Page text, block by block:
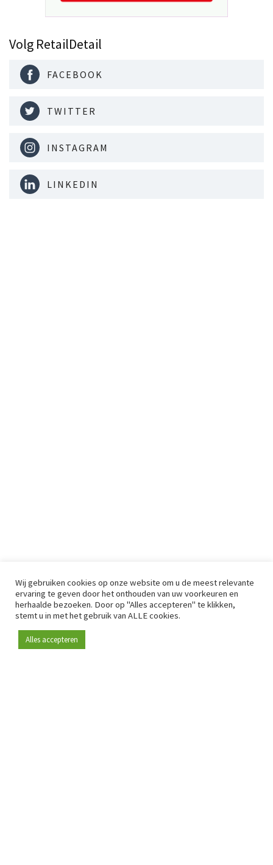
Volg RetailDetail
FACEBOOK
TWITTER
INSTAGRAM
LINKEDIN
Wij gebruiken cookies op onze website om u de meest relevante
ervaring te geven door het onthouden van uw voorkeuren en
herhaalde bezoeken. Door op "Alles accepteren" te klikken,
stemt u in met het gebruik van ALLE cookies.
Alles accepteren